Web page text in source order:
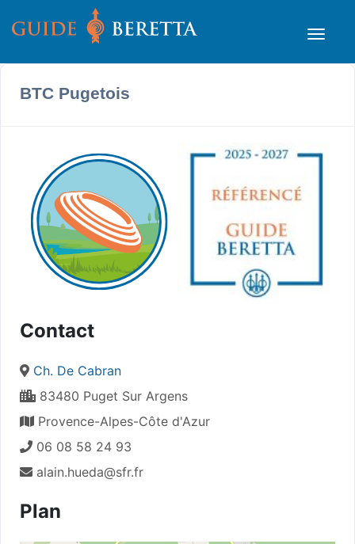
BTC Pugetois
Contact
Ch. De Cabran
83480 Puget Sur Argens
Provence-Alpes-Côte d'Azur
06 08 58 24 93
alain.hueda@sfr.fr
Plan